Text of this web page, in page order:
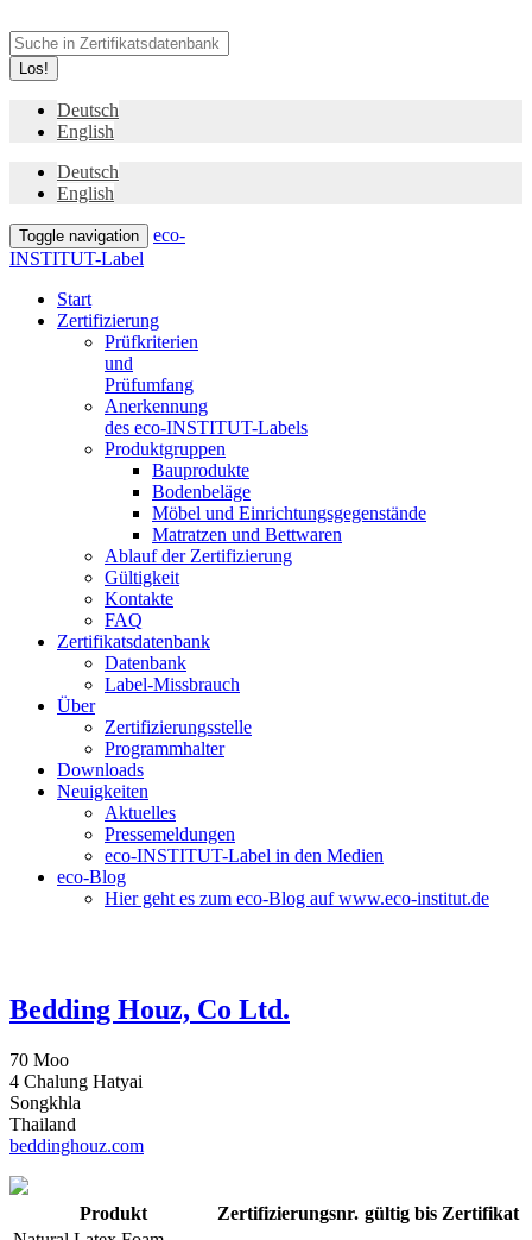
Los!
Deutsch
English
Deutsch
English
Toggle navigation
eco-
INSTITUT-Label
Start
Zertifizierung
Prüfkriterien
und
Prüfumfang
Anerkennung
des eco-INSTITUT-Labels
Produktgruppen
Bauprodukte
Bodenbeläge
Möbel und Einrichtungsgegenstände
Matratzen und Bettwaren
Ablauf der Zertifizierung
Gültigkeit
Kontakte
FAQ
Zertifikatsdatenbank
Datenbank
Label-Missbrauch
Über
Zertifizierungsstelle
Programmhalter
Downloads
Neuigkeiten
Aktuelles
Pressemeldungen
eco-INSTITUT-Label in den Medien
eco-Blog
Hier geht es zum eco-Blog auf www.eco-institut.de
Bedding Houz, Co Ltd.
70 Moo
4 Chalung Hatyai
Songkhla
Thailand
beddinghouz.com
Produkt Zertifizierungsnr. gültig bis Zertifikat